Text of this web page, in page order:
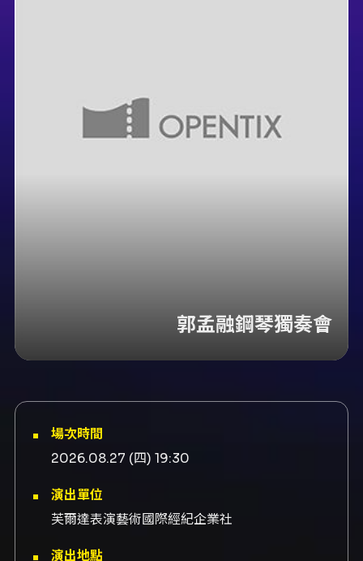
郭孟融鋼琴獨奏會
場次時間
2026.08.27 (四) 19:30
演出單位
芙爾達表演藝術國際經紀企業社
演出地點